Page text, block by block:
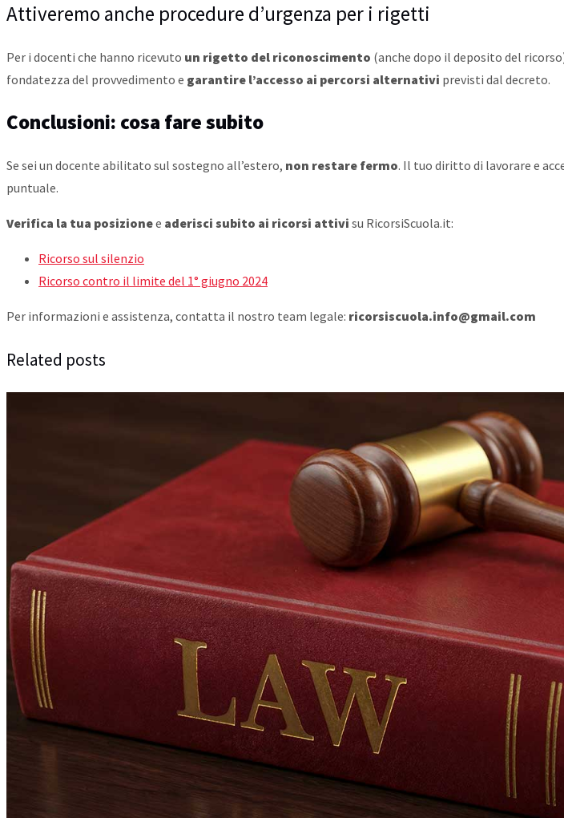
Attiveremo anche procedure d’urgenza per i rigetti
Per i docenti che hanno ricevuto un rigetto del riconoscimento (anche dopo il deposito del
fondatezza del provvedimento e garantire l’accesso ai percorsi alternativi previsti dal decreto.
Conclusioni: cosa fare subito
Se sei un docente abilitato sul sostegno all’estero, non restare fermo. Il tuo diritto di lavorare e
puntuale.
Verifica la tua posizionee aderisci subito ai ricorsi attivi su RicorsiScuola.it:
Ricorso sul silenzio
Ricorso contro il limite del 1° giugno 2024
Per informazioni e assistenza, contatta il nostro team legale: ricorsiscuola.info@gmail.com
Related posts